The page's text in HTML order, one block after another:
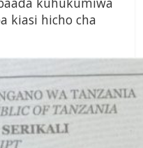
kiasi hicho cha